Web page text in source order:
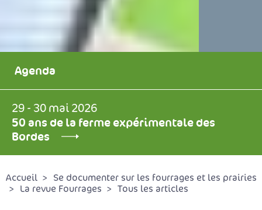
Agenda
29 - 30 mai 2026
50 ans de la ferme expérimentale des
Bordes
Accueil
Se documenter sur les fourrages et les prairies
La revue Fourrages
Tous les articles